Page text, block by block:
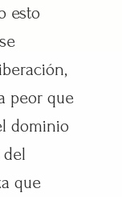
esto
peor que
dominio
que